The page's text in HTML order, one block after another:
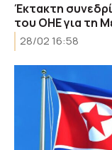
Έκτακτη
του ΟΗΕ για τη
28/02 16:58